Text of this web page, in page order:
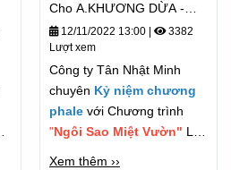
Cho A.KHƯƠNG DỪA -
Chương Trình " Gọng Ca
Miệt Vườn" 2022
12/11/2022 13:00
3382
Lượt xem
Công ty Tân Nhật Minh
chuyên Kỷ niệm chương
phale với Chương trình
"Ngôi Sao Miệt Vườn" Là
Xem thêm ››